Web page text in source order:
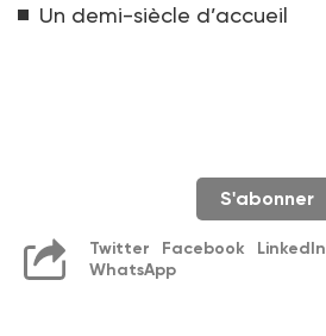
Un demi-siècle d’accueil
S'abonner
Twitter Facebook LinkedIn
WhatsApp